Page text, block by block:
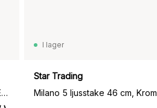
Lykke kombinerbar ljusstake inkl. 5 st LED-ljus, Black
I lager
Star Trading
Milano 5 ljusstake 46 cm, Krom